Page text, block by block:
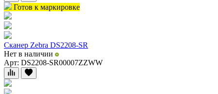
Готов к маркировке
Сканер Zebra DS2208-SR
Нет в наличии
Арт: DS2208-SR00007ZZWW